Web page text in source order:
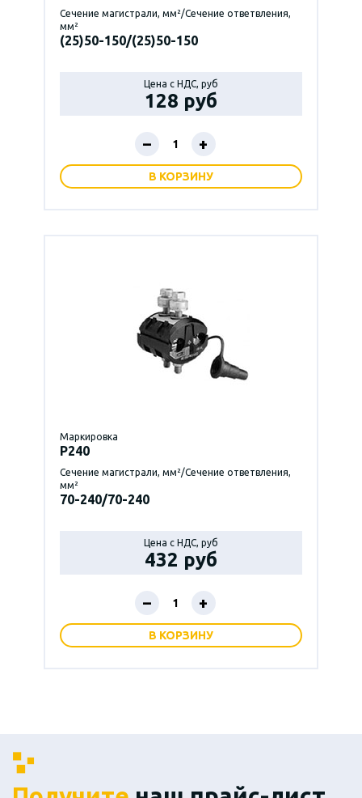
Сечение магистрали, мм²/Сечение ответвления,
мм²
(25)50-150/(25)50-150
Цена с НДС, руб
128 руб
– +
В КОРЗИНУ
Маркировка
P240
Сечение магистрали, мм²/Сечение ответвления,
мм²
70-240/70-240
Цена с НДС, руб
432 руб
– +
В КОРЗИНУ